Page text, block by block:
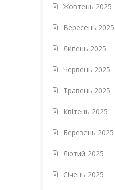
Жовтень 2025
Вересень 2025
Липень 2025
Червень 2025
Травень 2025
Квітень 2025
Березень 2025
Лютий 2025
Січень 2025